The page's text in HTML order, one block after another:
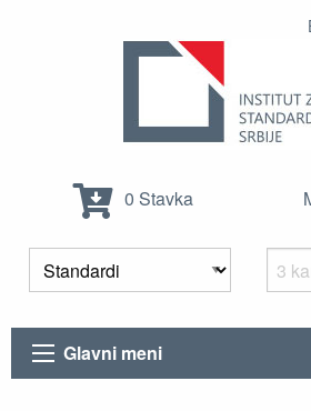
0 Stavka
Glavni meni